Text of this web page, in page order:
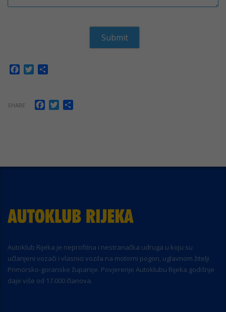
Facebook
Twitter
SHARE Facebook
Twitter
Autoklub Rijeka je neprofitna i nestranačka udruga u koju su
učlanjeni vozači i vlasnici vozila na motorni pogon, uglavnom žitelji
Primorsko-goranske županije. Povjerenje Autoklubu Rijeka godišnje
daje više od 17.000 članova.